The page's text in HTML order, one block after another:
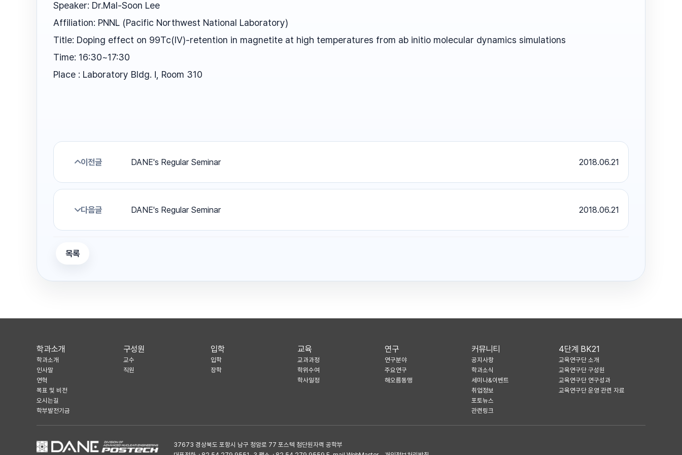
Speaker: Dr.Mal-Soon Lee
Affiliation: PNNL (Pacific Northwest National Laboratory)
Title: Doping effect on 99Tc(IV)-retention in magnetite at high temperatures from ab initio molecular dynamics simulations
Time: 16:30~17:30
Place : Laboratory Bldg. Ⅰ, Room 310
이전글 DANE's Regular Seminar 2018.06.21
다음글 DANE's Regular Seminar 2018.06.21
목록
학과소개
학과소개
인사말
연혁
목표 및 비전
오시는길
학부발전기금
구성원
교수
직원
입학
입학
장학
교육
교과과정
학위수여
학사일정
연구
연구분야
주요연구
해오름동맹
커뮤니티
공지사항
학과소식
세미나&이벤트
취업정보
포토뉴스
관련링크
4단계 BK21
교육연구단 소개
교육연구단 구성원
교육연구단 연구성과
교육연구단 운영 관련 자료
37673 경상북도 포항시 남구 청암로 77 포스텍 첨단원자력 공학부